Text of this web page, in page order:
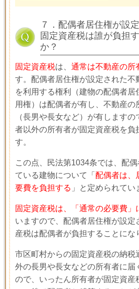
７．配偶者居住権が設
固定資産税は誰が負担
か？
固定資産税は、 通常は不動産の所
す。配偶者居住権が設定された不
を利用する権利（建物の配偶者居
用権）は配偶者が有し、不動産の
（長男や長女など）が有します
者以外の所有者が固定資産税を負
す。
この点、民法第1034条では、配
ている建物について「 配偶者は、
要費を負担する 」と定められてい
固定資産税は、「通常の必要費」
いますので、配偶者居住権が設定
産税は配偶者が負担することにな
市区町村からの固定資産税の納税
外の長男や長女などの所有者に届
ので、いったん所有者が固定資産